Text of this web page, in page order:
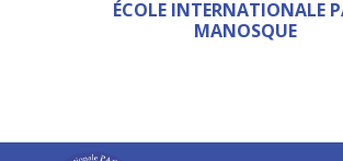
ÉCOLE INTERNATIONALE
MANOSQUE